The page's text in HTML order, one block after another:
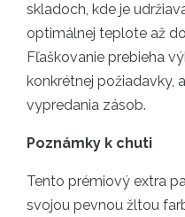
skladoch, kde je
optimálnej teplote až
Fľaškovanie prebieha
konkrétnej požiadavky,
vypredania zásob.
Poznámky k chuti
Tento prémiový extra
svojou pevnou žltou